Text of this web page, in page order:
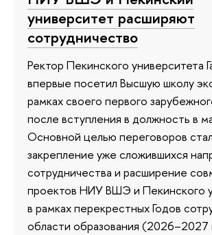
университет расширяют
сотрудничество
Ректор Пекинского университета
впервые посетил Высшую школу
рамках своего первого
после вступления в должность в
Основной целью переговоров
закрепление уже сложившихся
сотрудничества и расширение
проектов НИУ ВШЭ и Пекинского
в рамках перекрестных Годов
области образования (2026–2027